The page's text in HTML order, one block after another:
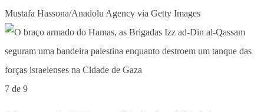
Mustafa Hassona/Anadolu Agency via Getty Images
7 de 9